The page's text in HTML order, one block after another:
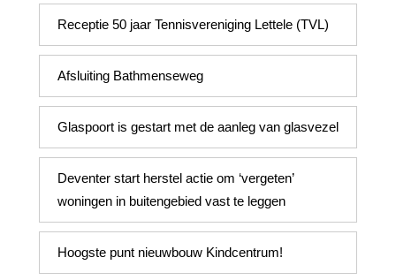
Receptie 50 jaar Tennisvereniging Lettele (TVL)
Afsluiting Bathmenseweg
Glaspoort is gestart met de aanleg van glasvezel
Deventer start herstel actie om ‘vergeten’
woningen in buitengebied vast te leggen
Hoogste punt nieuwbouw Kindcentrum!